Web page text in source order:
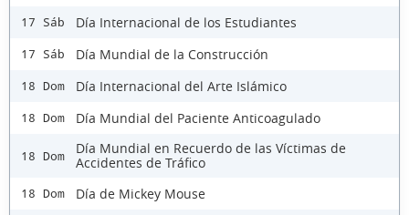
17 Sáb Día Internacional de los Estudiantes
17 Sáb Día Mundial de la Construcción
18 Dom Día Internacional del Arte Islámico
18 Dom Día Mundial del Paciente Anticoagulado
18 Dom
Día Mundial en Recuerdo de las Víctimas de
Accidentes de Tráfico
18 Dom Día de Mickey Mouse